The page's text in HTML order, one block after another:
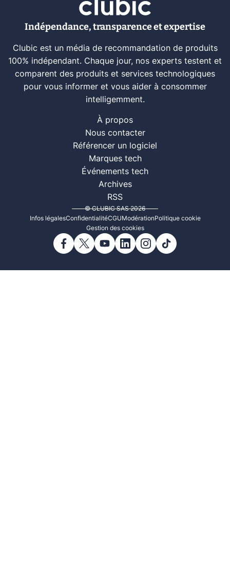
Indépendance, transparence et expertise
Clubic est un média de recommandation de produits
100% indépendant. Chaque jour, nos experts testent et
comparent des produits et services technologiques
pour vous informer et vous aider à consommer
intelligemment.
À propos
Nous contacter
Référencer un logiciel
Marques tech
Événements tech
Archives
RSS
© CLUBIC SAS 2026
Infos légalesConfidentialitéCGUModérationPolitique cookie
Gestion des cookies